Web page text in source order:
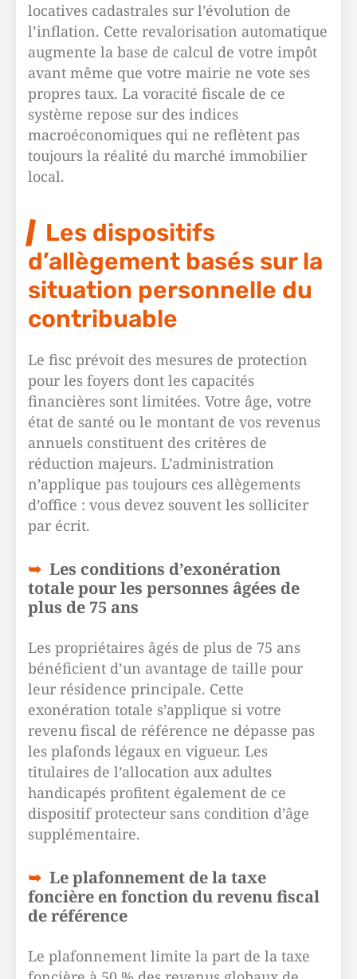
locatives cadastrales sur l’évolution de
l’inflation. Cette revalorisation automatique
augmente la base de calcul de votre impôt
avant même que votre mairie ne vote ses
propres taux. La voracité fiscale de ce
système repose sur des indices
macroéconomiques qui ne reflètent pas
toujours la réalité du marché immobilier
local.
Les dispositifs
d’allègement basés sur la
situation personnelle du
contribuable
Le fisc prévoit des mesures de protection
pour les foyers dont les capacités
financières sont limitées. Votre âge, votre
état de santé ou le montant de vos revenus
annuels constituent des critères de
réduction majeurs. L’administration
n’applique pas toujours ces allègements
d’office : vous devez souvent les solliciter
par écrit.
Les conditions d’exonération
totale pour les personnes âgées de
plus de 75 ans
Les propriétaires âgés de plus de 75 ans
bénéficient d’un avantage de taille pour
leur résidence principale. Cette
exonération totale s’applique si votre
revenu fiscal de référence ne dépasse pas
les plafonds légaux en vigueur. Les
titulaires de l’allocation aux adultes
handicapés profitent également de ce
dispositif protecteur sans condition d’âge
supplémentaire.
Le plafonnement de la taxe
foncière en fonction du revenu fiscal
de référence
Le plafonnement limite la part de la taxe